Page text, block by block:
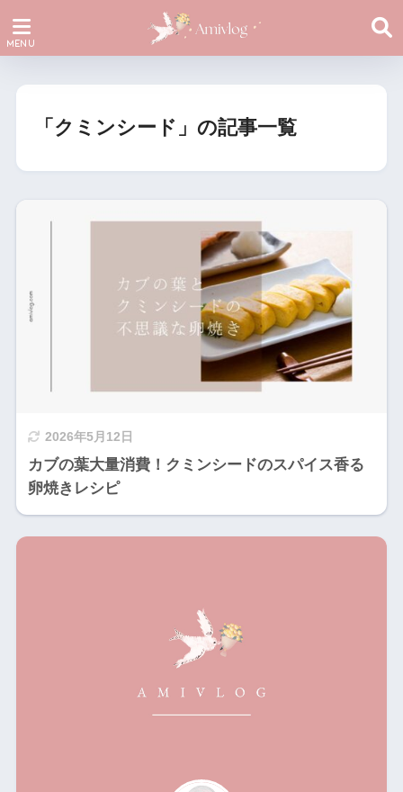
「クミンシード」の記事一覧
2026年5月12日
カブの葉大量消費！クミンシードのスパイス香る
卵焼きレシピ